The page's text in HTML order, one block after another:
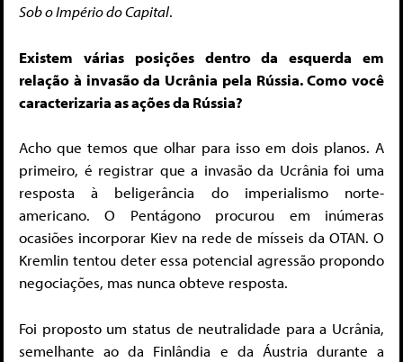
Sob o Império do Capital.
Existem várias posições dentro da esquerda em
relação à invasão da Ucrânia pela Rússia. Como você
caracterizaria as ações da Rússia?
Acho que temos que olhar para isso em dois planos. A
primeiro, é registrar que a invasão da Ucrânia foi uma
resposta à beligerância do imperialismo norte-
americano. O Pentágono procurou em inúmeras
ocasiões incorporar Kiev na rede de mísseis da OTAN. O
Kremlin tentou deter essa potencial agressão propondo
negociações, mas nunca obteve resposta.
Foi proposto um status de neutralidade para a Ucrânia,
semelhante ao da Finlândia e da Áustria durante a